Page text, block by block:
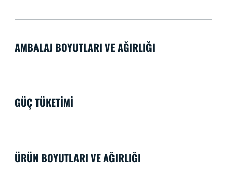
AMBALAJ BOYUTLARI VE AĞIRLIĞI
GÜÇ TÜKETIMI
ÜRÜN BOYUTLARI VE AĞIRLIĞI